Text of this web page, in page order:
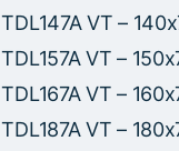
TDL147A VT –
TDL157A VT –
TDL167A VT –
TDL187A VT –